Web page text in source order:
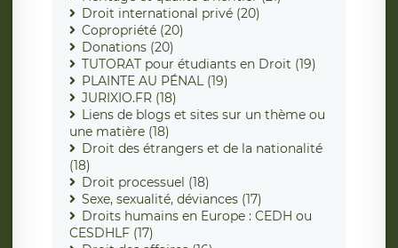
Droit international privé (20)
Copropriété (20)
Donations (20)
TUTORAT pour étudiants en Droit (19)
PLAINTE AU PÉNAL (19)
JURIXIO.FR (18)
Liens de blogs et sites sur un thème ou
une matière (18)
Droit des étrangers et de la nationalité
(18)
Droit processuel (18)
Sexe, sexualité, déviances (17)
Droits humains en Europe : CEDH ou
CESDHLF (17)